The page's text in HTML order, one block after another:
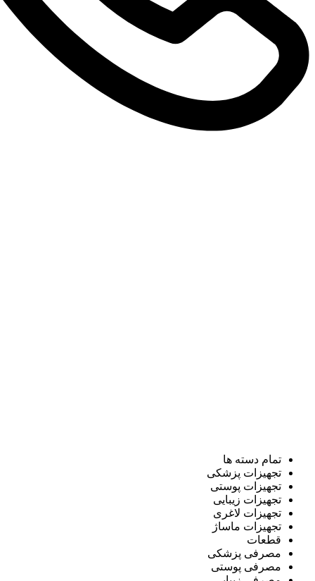
تمام دسته ها
تجهیزات پزشکی
تجهیزات پوستی
تجهیزات زیبایی
تجهیزات لاغری
تجهیزات ماساژ
قطعات
مصرفی پزشکی
مصرفی پوستی